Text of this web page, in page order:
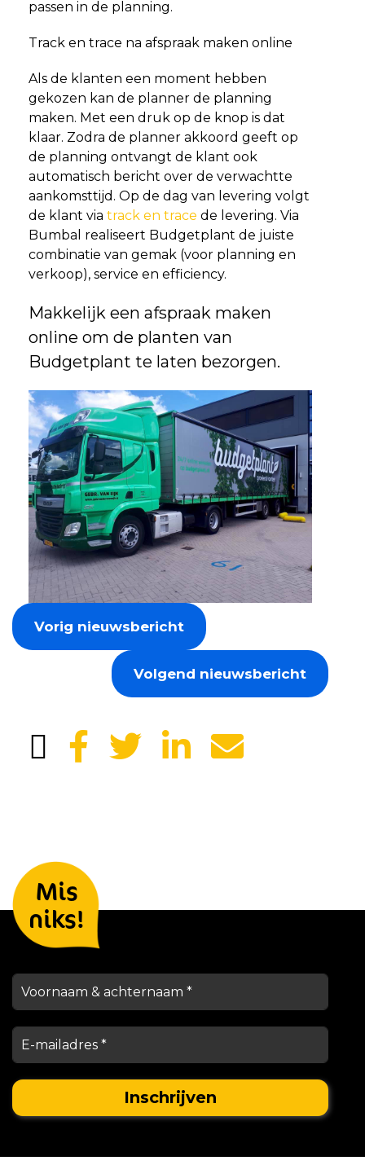
passen in de planning.
Track en trace na afspraak maken online
Als de klanten een moment hebben
gekozen kan de planner de planning
maken. Met een druk op de knop is dat
klaar. Zodra de planner akkoord geeft op
de planning ontvangt de klant ook
automatisch bericht over de verwachtte
aankomsttijd. Op de dag van levering volgt
de klant via track en trace de levering. Via
Bumbal realiseert Budgetplant de juiste
combinatie van gemak (voor planning en
verkoop), service en efficiency.
Makkelijk een afspraak maken
online om de planten van
Budgetplant te laten bezorgen.
Vorig nieuwsbericht
Volgend nieuwsbericht
Mis
niks!